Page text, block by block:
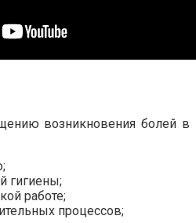
возникновения болей в
гигиены;
работе;
процессов;